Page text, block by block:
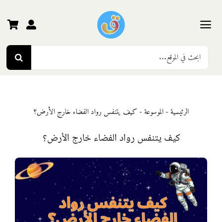
content
Toggle
Navigation
الرئيسية
المرحلة الثانية
المرحلة الثالثة
Search
for:
الرئيسية-الموسوعة- كيف يتنفس رواد الفضاء خارج الأرض؟
كيف يتنفس رواد الفضاء خارج الأرض؟